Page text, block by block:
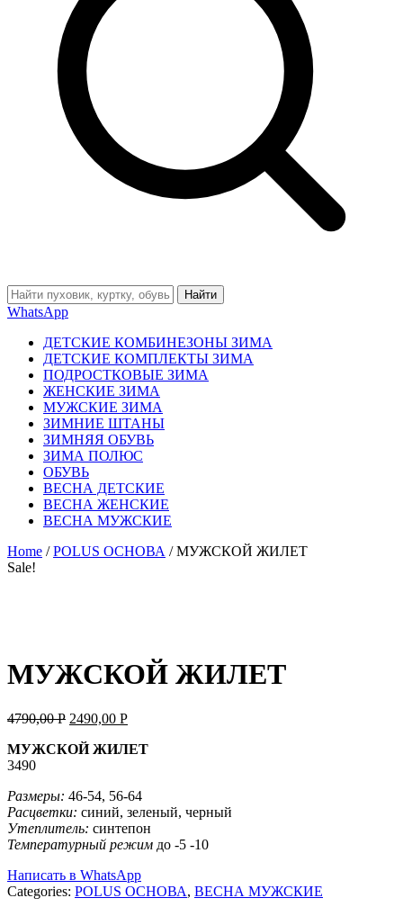
Найти
WhatsApp
ДЕТСКИЕ КОМБИНЕЗОНЫ ЗИМА
ДЕТСКИЕ КОМПЛЕКТЫ ЗИМА
ПОДРОСТКОВЫЕ ЗИМА
ЖЕНСКИЕ ЗИМА
МУЖСКИЕ ЗИМА
ЗИМНИЕ ШТАНЫ
ЗИМНЯЯ ОБУВЬ
ЗИМА ПОЛЮС
ОБУВЬ
ВЕСНА ДЕТСКИЕ
ВЕСНА ЖЕНСКИЕ
ВЕСНА МУЖСКИЕ
Home /POLUS ОСНОВА / МУЖСКОЙ ЖИЛЕТ
Sale!
МУЖСКОЙ ЖИЛЕТ
4790,00Р 2490,00 Р
МУЖСКОЙ ЖИЛЕТ
3490
Размеры: 46-54, 56-64
Расцветки: синий, зеленый, черный
Утеплитель: синтепон
Температурный режим до -5 -10
Написать в WhatsApp
Categories: POLUS ОСНОВА, ВЕСНА МУЖСКИЕ